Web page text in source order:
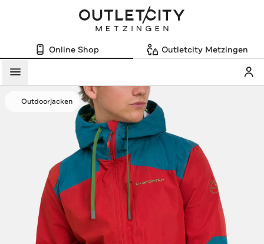
Online Shop Outletcity Metzingen
Menü
Outdoorjacken